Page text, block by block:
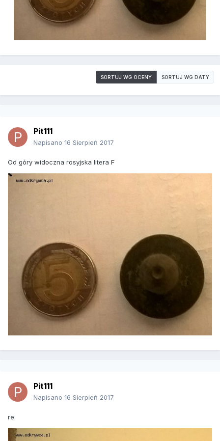
SORTUJ WG OCENY SORTUJ WG DATY
Pit111
Napisano 16 Sierpień 2017
Od góry widoczna rosyjska litera F
Pit111
Napisano 16 Sierpień 2017
re: